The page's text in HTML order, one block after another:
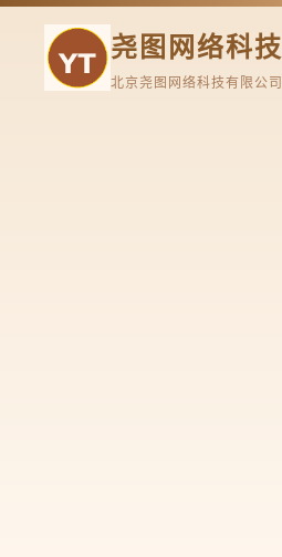
尧图网络科技
北京尧图网络科技有限公司